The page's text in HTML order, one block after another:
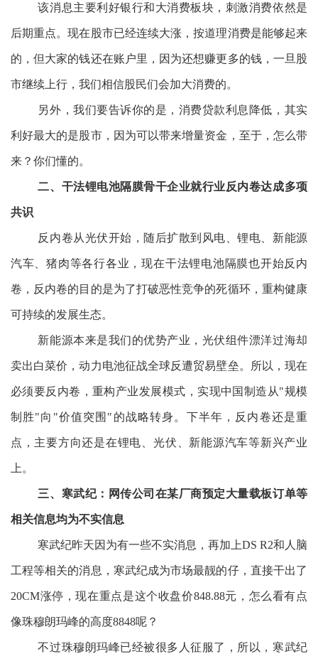
该消息主要利好银行和大消费板块，刺激消费依然是
后期重点。现在股市已经连续大涨，按道理消费是能够起来
的，但大家的钱还在账户里，因为还想赚更多的钱，一旦股
市继续上行，我们相信股民们会加大消费的。
另外，我们要告诉你的是，消费贷款利息降低，其实
利好最大的是股市，因为可以带来增量资金，至于，怎么带
来？你们懂的。
二、干法锂电池隔膜骨干企业就行业反内卷达成多项
共识
反内卷从光伏开始，随后扩散到风电、锂电、新能源
汽车、猪肉等各行各业，现在干法锂电池隔膜也开始反内
卷，反内卷的目的是为了打破恶性竞争的死循环，重构健康
可持续的发展生态。
新能源本来是我们的优势产业，光伏组件漂洋过海却
卖出白菜价，动力电池征战全球反遭贸易壁垒。所以，现在
必须要反内卷，重构产业发展模式，实现中国制造从"规模
制胜"向"价值突围"的战略转身。下半年，反内卷还是重
点，主要方向还是在锂电、光伏、新能源汽车等新兴产业
上。
三、寒武纪：网传公司在某厂商预定大量载板订单等
相关信息均为不实信息
寒武纪昨天因为有一些不实消息，再加上DS R2和人脑
工程等相关的消息，寒武纪成为市场最靓的仔，直接干出了
20CM涨停，现在重点是这个收盘价848.88元，怎么看有点
像珠穆朗玛峰的高度8848呢？
不过珠穆朗玛峰已经被很多人征服了，所以，寒武纪